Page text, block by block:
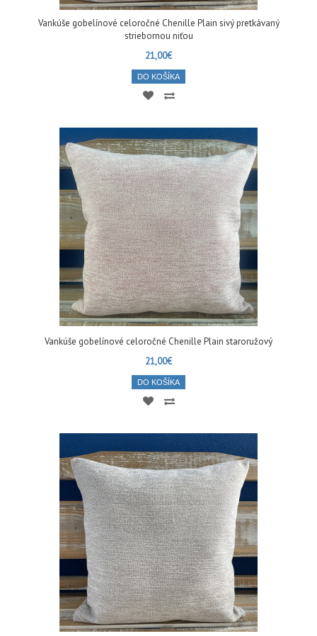
Vankúše gobelínové celoročné Chenille Plain sivý pretkávaný
striebornou niťou
21,00€
DO KOŠÍKA
Vankúše gobelínové celoročné Chenille Plain staroružový
21,00€
DO KOŠÍKA